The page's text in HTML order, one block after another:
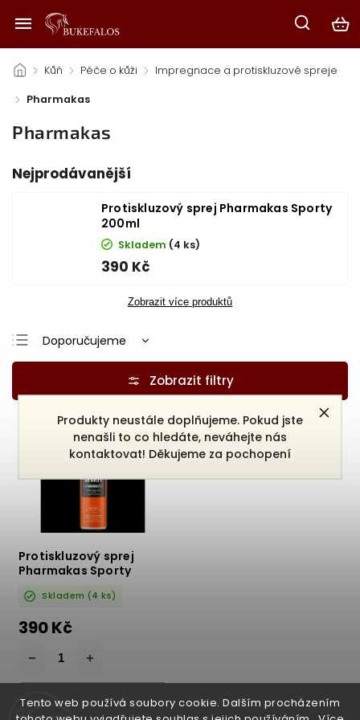
Tento web používá soubory cookie. Dalším procházením
Produkty neustále doplňujeme. Pokud jste
nenašli to co hledáte, neváhejte nás
kontaktovat! Děkujeme za pochopení
/ Kůň / Péče o kůži / Impregnace a protiskluzové spreje
/ Pharmakas
Pharmakas
Nejprodávanější
Protiskluzový sprej Pharmakas Sporty
200ml
Skladem (4 ks)
390 Kč
Zobrazit více produktů
Doporučujeme
Nejlevnější
Nejdražší
Nejprodávanější
Abecedně
Protiskluzový sprej
Pharmakas Sporty
Skladem (4 ks)
390 Kč
DO KOŠÍKU